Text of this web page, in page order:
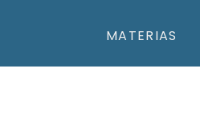
MATERIAS